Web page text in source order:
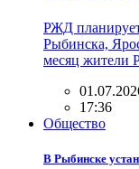
РЖД планирует
Рыбинска,
месяц жители
17:36
Общество
В Рыбинске